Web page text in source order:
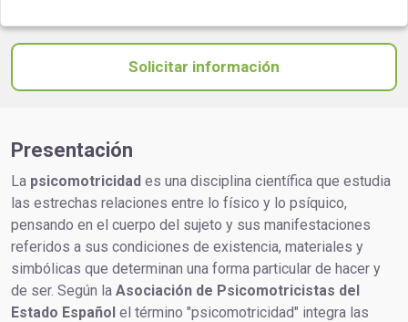
Solicitar información
Presentación
La psicomotricidad es una disciplina científica que estudia
las estrechas relaciones entre lo físico y lo psíquico,
pensando en el cuerpo del sujeto y sus manifestaciones
referidos a sus condiciones de existencia, materiales y
simbólicas que determinan una forma particular de hacer y
de ser. Según la Asociación de Psicomotricistas del
Estado Español el término "psicomotricidad" integra las